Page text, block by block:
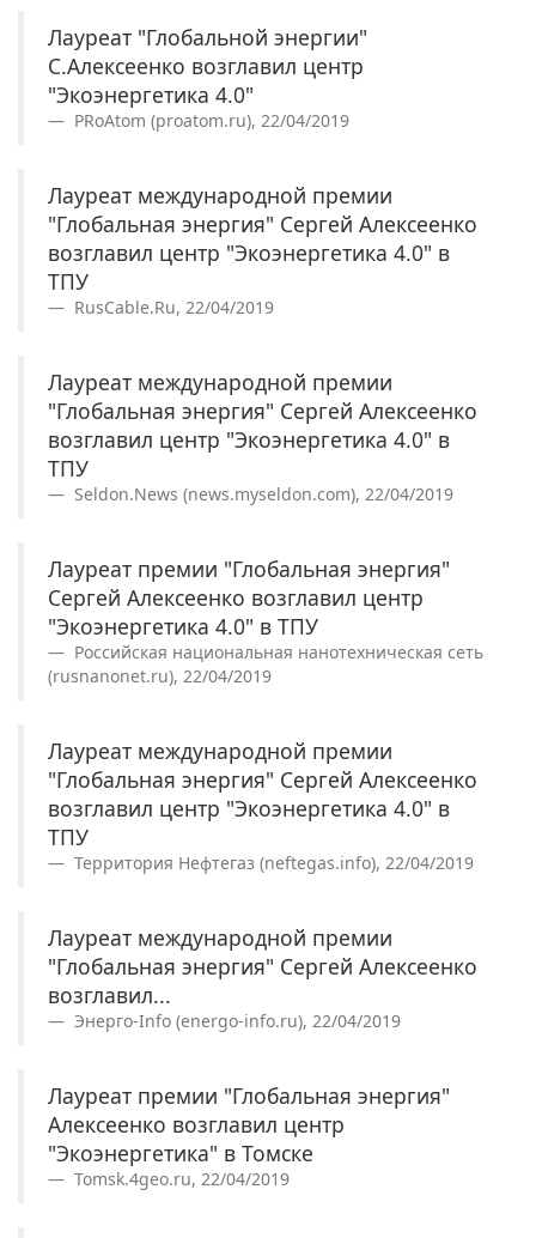
Лауреат "Глобальной энергии"
С.Алексеенко возглавил центр
"Экоэнергетика 4.0"
PRoAtom (proatom.ru), 22/04/2019
Лауреат международной премии
"Глобальная энергия" Сергей Алексеенко
возглавил центр "Экоэнергетика 4.0" в
ТПУ
RusCable.Ru, 22/04/2019
Лауреат международной премии
"Глобальная энергия" Сергей Алексеенко
возглавил центр "Экоэнергетика 4.0" в
ТПУ
Seldon.News (news.myseldon.com), 22/04/2019
Лауреат премии "Глобальная энергия"
Сергей Алексеенко возглавил центр
"Экоэнергетика 4.0" в ТПУ
Российская национальная нанотехническая сеть
(rusnanonet.ru), 22/04/2019
Лауреат международной премии
"Глобальная энергия" Сергей Алексеенко
возглавил центр "Экоэнергетика 4.0" в
ТПУ
Территория Нефтегаз (neftegas.info), 22/04/2019
Лауреат международной премии
"Глобальная энергия" Сергей Алексеенко
возглавил...
Энерго-Info (energo-info.ru), 22/04/2019
Лауреат премии "Глобальная энергия"
Алексеенко возглавил центр
"Экоэнергетика" в Томске
Tomsk.4geo.ru, 22/04/2019